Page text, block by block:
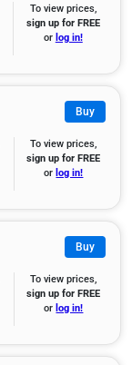
To view prices,
sign up for FREE
or log in!
Buy
To view prices,
sign up for FREE
or log in!
Buy
To view prices,
sign up for FREE
or log in!